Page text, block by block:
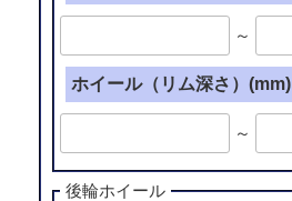
～
ホイール（リム深さ）(mm)
～
後輪ホイール